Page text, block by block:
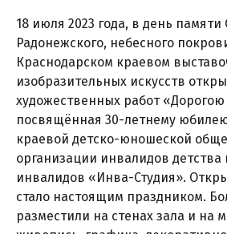
18 июля 2023 года, в день памяти
Радонежского, небесного
Краснодарском краевом
изобразительных искусств
художественных работ «Дорогою
посвящённая 30-летнему
краевой детско-юношеской
организации инвалидов детства
инвалидов «Инва-Студия».
стало настоящим праздником.
разместили на стенах зала и на